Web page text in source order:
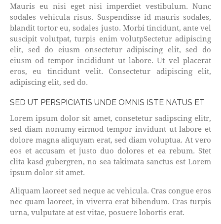
Mauris eu nisi eget nisi imperdiet vestibulum. Nunc
sodales vehicula risus. Suspendisse id mauris sodales,
blandit tortor eu, sodales justo. Morbi tincidunt, ante vel
suscipit volutpat, turpis enim volutpSectetur adipiscing
elit, sed do eiusm onsectetur adipiscing elit, sed do
eiusm od tempor incididunt ut labore. Ut vel placerat
eros, eu tincidunt velit. Consectetur adipiscing elit,
adipiscing elit, sed do.
SED UT PERSPICIATIS UNDE OMNIS ISTE NATUS ET
Lorem ipsum dolor sit amet, consetetur sadipscing elitr,
sed diam nonumy eirmod tempor invidunt ut labore et
dolore magna aliquyam erat, sed diam voluptua. At vero
eos et accusam et justo duo dolores et ea rebum. Stet
clita kasd gubergren, no sea takimata sanctus est Lorem
ipsum dolor sit amet.
Aliquam laoreet sed neque ac vehicula. Cras congue eros
nec quam laoreet, in viverra erat bibendum. Cras turpis
urna, vulputate at est vitae, posuere lobortis erat.